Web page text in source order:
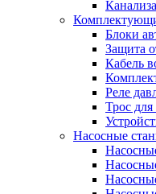
Блоки
Защита
Кабель
Реле
Трос для
Насосные